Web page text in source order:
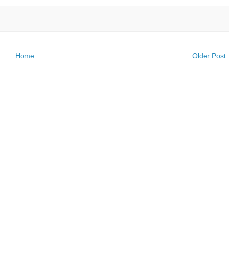
Older Post
Home